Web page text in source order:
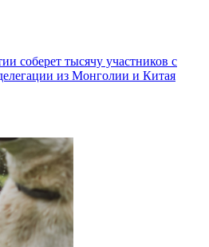
соберет тысячу участников с
из Монголии и Китая